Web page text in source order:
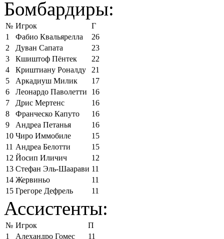
Бомбардиры:
№ Игрок
Г
1
Фабио Квальярелла
26
2
Дуван Сапата
23
3
Кшиштоф Пёнтек
22
4
Криштиану Роналду
21
5
Аркадиуш Милик
17
6
Леонардо Паволетти
16
7
Дрис Мертенс
16
8
Франческо Капуто
16
9
Андреа Петанья
16
10 Чиро Иммобиле
15
11 Андреа Белотти
15
12 Йосип Иличич
12
13 Стефан Эль-Шаарави 11
14 Жервиньо
11
15 Грегоре Дефрель 11
Ассистенты:
№ Игрок
П
1
Алехандро Гомес
11